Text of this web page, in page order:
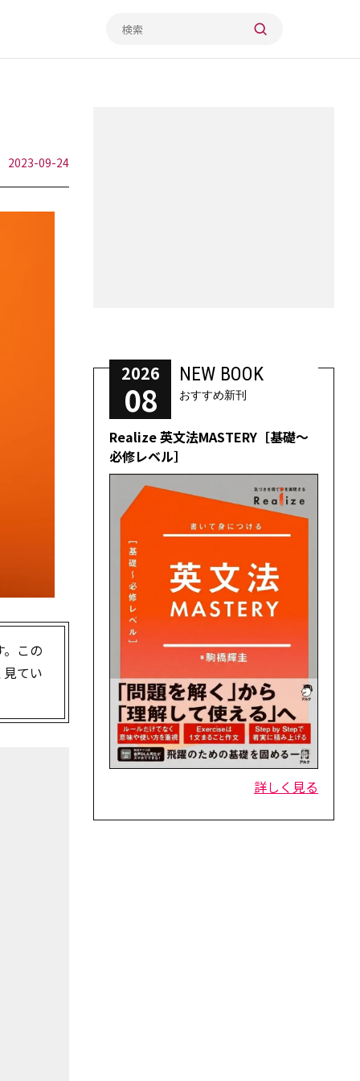
2023-09-24
この
てい
2026
08
NEW BOOK
おすすめ新刊
Realize 英文法MASTERY［基礎～
必修レベル］
詳しく見る